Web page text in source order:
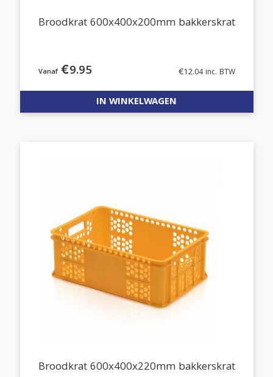
Broodkrat 600x400x200mm bakkerskrat
€9.95 €12.04inc. BTW
IN WINKELWAGEN
Broodkrat 600x400x220mm bakkerskrat